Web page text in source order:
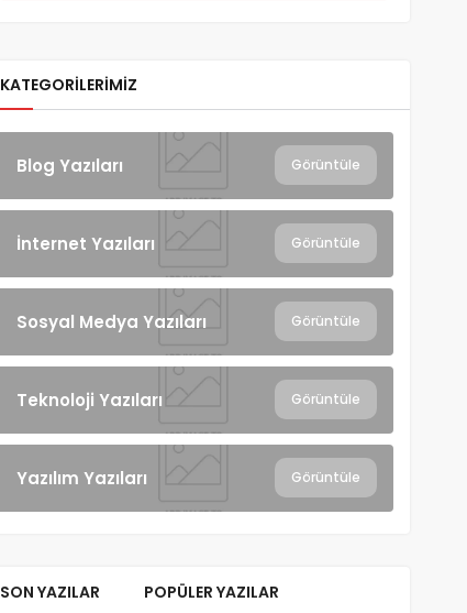
KATEGORILERIMIZ
Blog Yazıları Görüntüle
İnternet Yazıları Görüntüle
Sosyal Medya Yazıları Görüntüle
Teknoloji Yazıları Görüntüle
Yazılım Yazıları Görüntüle
SON YAZILAR POPÜLER YAZILAR